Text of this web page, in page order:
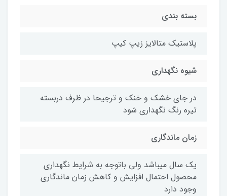
بسته بندی
پلاستیک متالایز زیپ کیپ
شیوه نگهداری
در جای خشک و خنک و ترجیحا در ظرف دربسته
تیره رنگ نگهداری شود
زمان ماندگاری
یک سال میباشد ولی باتوجه به شرایط نگهداری
محصول احتمال افزایش و کاهش زمان ماندگاری
وجود دارد